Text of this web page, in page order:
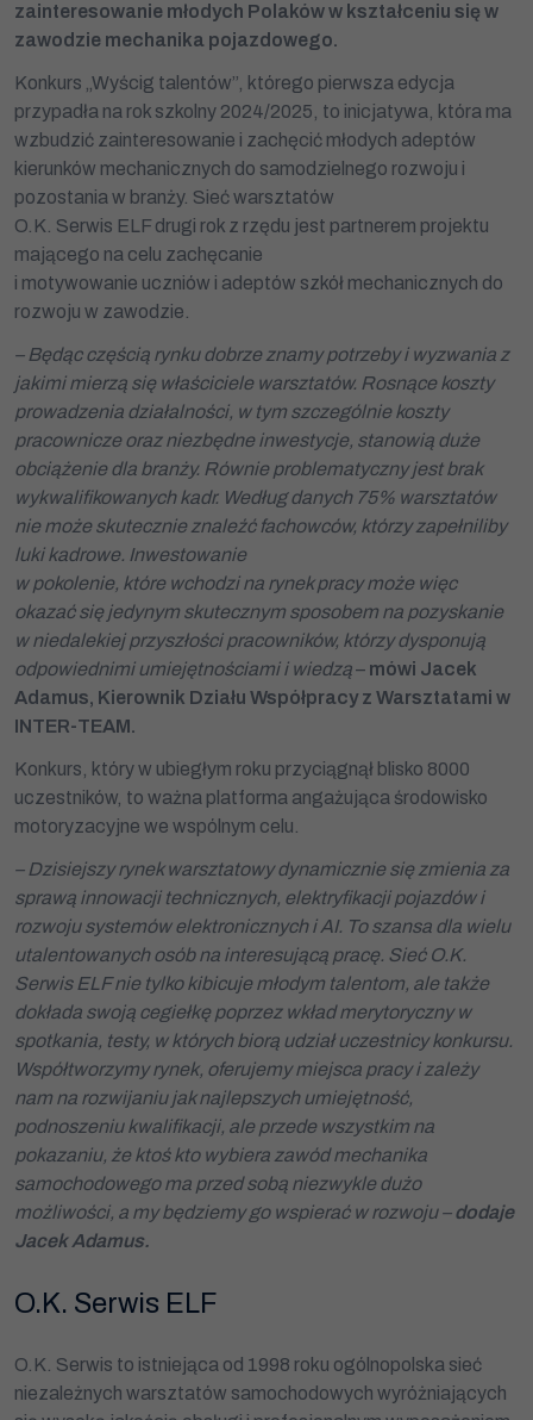
zainteresowanie młodych Polaków w kształceniu się w
zawodzie mechanika pojazdowego.
Konkurs „Wyścig talentów”, którego pierwsza edycja
przypadła na rok szkolny 2024/2025, to inicjatywa, która ma
wzbudzić zainteresowanie i zachęcić młodych adeptów
kierunków mechanicznych do samodzielnego rozwoju i
pozostania w branży. Sieć warsztatów
O.K. Serwis ELF drugi rok z rzędu jest partnerem projektu
mającego na celu zachęcanie
i motywowanie uczniów i adeptów szkół mechanicznych do
rozwoju w zawodzie.
– Będąc częścią rynku dobrze znamy potrzeby i wyzwania z
jakimi mierzą się właściciele warsztatów. Rosnące koszty
prowadzenia działalności, w tym szczególnie koszty
pracownicze oraz niezbędne inwestycje, stanowią duże
obciążenie dla branży. Równie problematyczny jest brak
wykwalifikowanych kadr. Według danych 75% warsztatów
nie może skutecznie znaleźć fachowców, którzy zapełniliby
luki kadrowe. Inwestowanie
w pokolenie, które wchodzi na rynek pracy może więc
okazać się jedynym skutecznym sposobem na pozyskanie
w niedalekiej przyszłości pracowników, którzy dysponują
odpowiednimi umiejętnościami i wiedzą– mówi Jacek
Adamus, Kierownik Działu Współpracy z Warsztatami w
INTER-TEAM.
Konkurs, który w ubiegłym roku przyciągnął blisko 8000
uczestników, to ważna platforma angażująca środowisko
motoryzacyjne we wspólnym celu.
– Dzisiejszy rynek warsztatowy dynamicznie się zmienia za
sprawą innowacji technicznych, elektryfikacji pojazdów i
rozwoju systemów elektronicznych i AI. To szansa dla wielu
utalentowanych osób na interesującą pracę. Sieć O.K.
Serwis ELF nie tylko kibicuje młodym talentom, ale także
dokłada swoją cegiełkę poprzez wkład merytoryczny w
spotkania, testy, w których biorą udział uczestnicy konkursu.
Współtworzymy rynek, oferujemy miejsca pracy i zależy
nam na rozwijaniu jak najlepszych umiejętność,
podnoszeniu kwalifikacji, ale przede wszystkim na
pokazaniu, że ktoś kto wybiera zawód mechanika
samochodowego ma przed sobą niezwykle dużo
możliwości, a my będziemy go wspierać w rozwoju –dodaje
Jacek Adamus.
O.K. Serwis ELF
O.K. Serwis to istniejąca od 1998 roku ogólnopolska sieć
niezależnych warsztatów samochodowych wyróżniających